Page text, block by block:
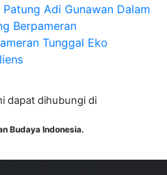
Patung Adi Gunawan Dalam
Berpameran
Tunggal Eko
dapat dihubungi di
Budaya Indonesia.